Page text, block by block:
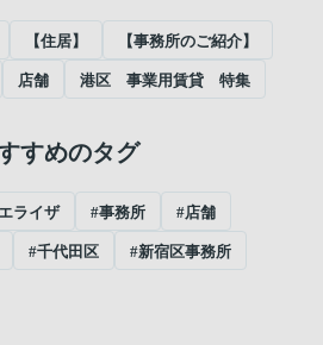
【住居】 【事務所のご紹介】
店舗 港区 事業用賃貸 特集
すめのタグ
ライザ #事務所 #店舗
#千代田区 #新宿区事務所